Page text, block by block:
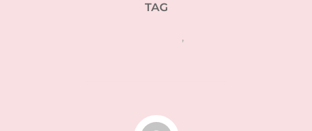
TAG
,
AUTORE DELL'ARTICOLO